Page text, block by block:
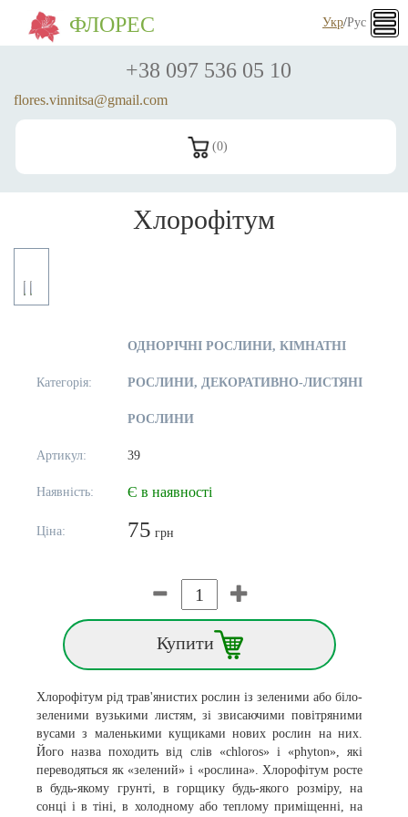
ФЛОРЕС Укр/Рус
+38 097 536 05 10
flores.vinnitsa@gmail.com
(0)
Хлорофітум
Категорія:
ОДНОРІЧНІ РОСЛИНИ, КІМНАТНІ
РОСЛИНИ, ДЕКОРАТИВНО-ЛИСТЯНІ
РОСЛИНИ
Артикул: 39
Наявність: Є в наявності
Ціна: 75 грн
Купити
Хлорофітум рід трав'янистих рослин із зеленими або біло-
зеленими вузькими листям, зі звисаючими повітряними
вусами з маленькими кущиками нових рослин на них.
Його назва походить від слів «chloros» і «phyton», які
переводяться як «зелений» і «рослина». Хлорофітум росте
в будь-якому грунті, в горщику будь-якого розміру, на
сонці і в тіні, в холодному або теплому приміщенні, на